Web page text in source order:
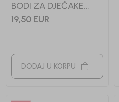
BODI ZA DJEČAKE
MAKSIM
19,50 EUR
DODAJ U KORPU